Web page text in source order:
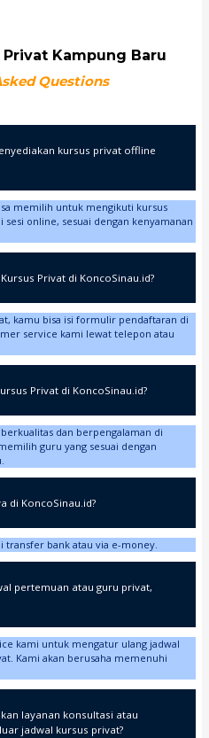
Kampung Baru
Questions
kursus privat offline
memilih untuk mengikuti kursus
online, sesuai dengan kenyamanan
Privat di KoncoSinau.id?
kamu bisa isi formulir pendaftaran di
service kami lewat telepon atau
Privat di KoncoSinau.id?
dan berpengalaman di
guru yang sesuai dengan
di KoncoSinau.id?
bank atau via e-money.
pertemuan atau guru privat,
kami untuk mengatur ulang jadwal
Kami akan berusaha memenuhi
layanan konsultasi atau
jadwal kursus privat?